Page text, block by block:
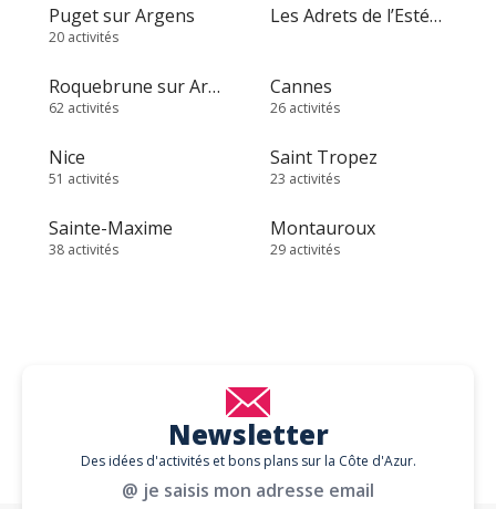
Puget sur Argens
20 activités
Les Adrets de l’Estérel
Roquebrune sur Argens
62 activités
Cannes
26 activités
Nice
51 activités
Saint Tropez
23 activités
Sainte-Maxime
38 activités
Montauroux
29 activités
Newsletter
Des idées d'activités et bons plans sur la Côte d'Azur.
@ je saisis mon adresse email